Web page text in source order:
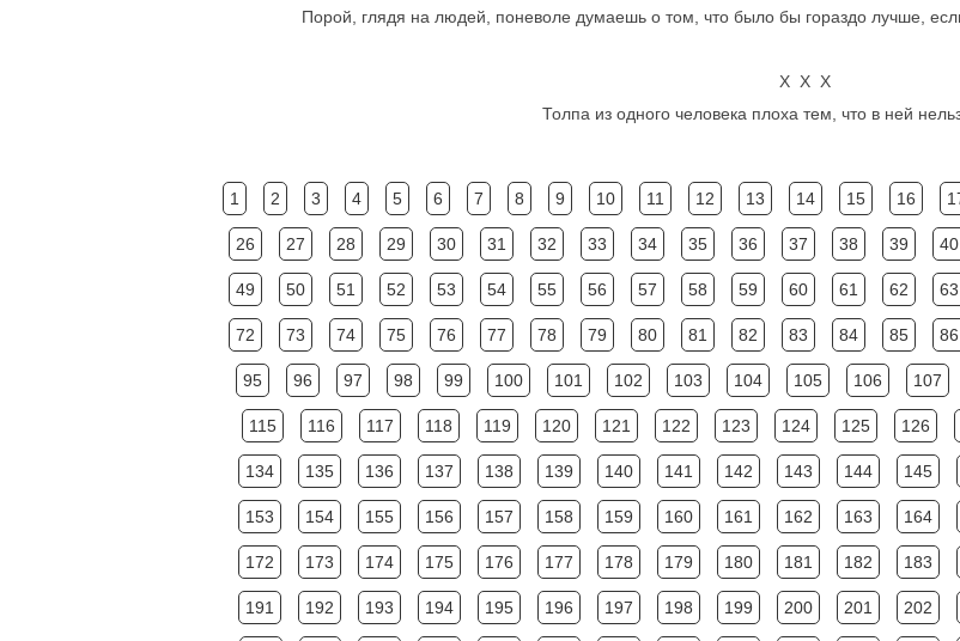
Порой, глядя на людей, поневоле думаешь о том, что было бы гораздо лучше,
Х Х Х
Толпа из одного человека плоха тем, что в ней
1 2 3 4 5 6 7 8 9 10 11 12 13 14 15 16
26 27 28 29 30 31 32 33 34 35 36 37 38 39 40
49 50 51 52 53 54 55 56 57 58 59 60 61 62 63
72 73 74 75 76 77 78 79 80 81 82 83 84 85 86
95 96 97 98 99 100 101 102 103 104 105 106 107
115 116 117 118 119 120 121 122 123 124 125 126
134 135 136 137 138 139 140 141 142 143 144 145
153 154 155 156 157 158 159 160 161 162 163 164
172 173 174 175 176 177 178 179 180 181 182 183
191 192 193 194 195 196 197 198 199 200 201 202